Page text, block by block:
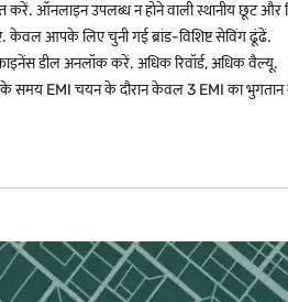
करें. ऑनलाइन उपलब्ध न होने वाली स्थानीय छूट और
केवल आपके लिए चुनी गई ब्रांड-विशिष्ट सेविंग ढूंढें.
डील अनलॉक करें. अधिक रिवॉर्ड, अधिक वैल्यू.
EMI चयन के दौरान केवल 3 EMI का भुगतान